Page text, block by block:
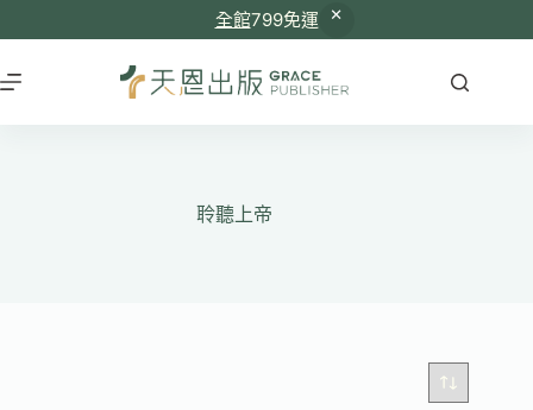
全館799免運
至
主
聆聽上帝